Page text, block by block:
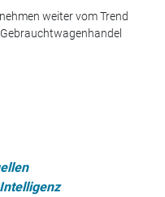
weiter vom Trend